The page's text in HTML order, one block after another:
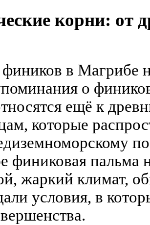
корни: от
в Магрибе
о
ещё к
которые
финиковая пальма
жаркий климат,
условия, в